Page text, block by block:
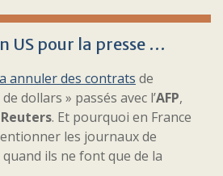
US pour la presse …
annuler des contrats de
dollars » passés avec l’AFP,
Reuters. Et pourquoi en France
les journaux de
ils ne font que de la